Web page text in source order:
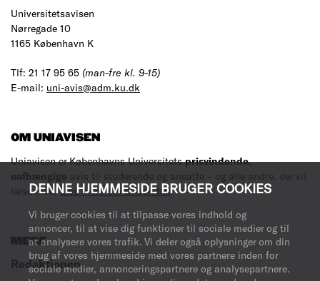
DENNE HJEMMESIDE BRUGER COOKIES
Vi bruger cookies til at tilpasse vores indhold og
annoncer, til at vise dig funktioner til sociale medier og til
at analysere vores trafik. Vi deler også oplysninger om din
brug af vores hjemmeside med vores partnere inden for
sociale medier, annonceringspartnere og analysepartnere.
Universitetsavisen
Nørregade 10
1165 København K
Tlf: 21 17 95 65 (man-fre kl. 9-15)
E-mail: uni-avis@adm.ku.dk
OM UNIAVISEN
Uniavisen er Københavns Universitetsprisvindende,
uafhængige avis til studerende og ansatte – og alle andre, der vil
læse med.Læs mere om avisen her.
MERE
Redaktionen